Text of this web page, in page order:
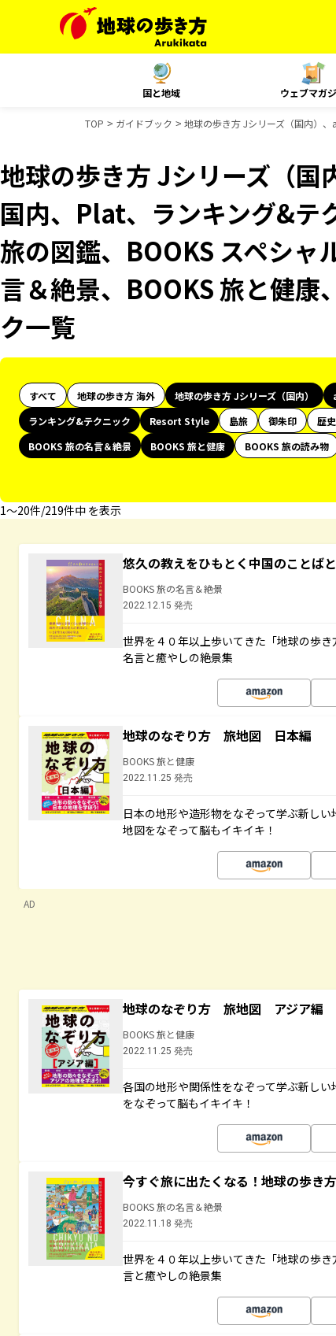
国と地域 ウェブマガ
TOP ガイドブック 地球の歩き方 Jシリーズ（国内）
地球の歩き方 Jシリーズ（
国内、Plat、ランキング&テ
旅の図鑑、BOOKS スペシャ
言＆絶景、BOOKS 旅と健
ク一覧
すべて 地球の歩き方 海外 地球の歩き方 Jシリーズ（国内）
ランキング&テクニック
Resort Style 島旅 御朱印 歴
BOOKS 旅の名言＆絶景
BOOKS 旅と健康 BOOKS 旅の読み物
1〜20件/219件中 を表示
悠久の教えをひもとく中国のことば
BOOKS 旅の名言＆絶景
2022.12.15 発売
世界を４０年以上歩いてきた「地球の歩
名言と癒やしの絶景集
地球のなぞり方 旅地図 日本編
BOOKS 旅と健康
2022.11.25 発売
日本の地形や造形物をなぞって学ぶ新し
地図をなぞって脳もイキイキ！
AD
地球のなぞり方 旅地図 アジア編
BOOKS 旅と健康
2022.11.25 発売
各国の地形や関係性をなぞって学ぶ新し
をなぞって脳もイキイキ！
今すぐ旅に出たくなる！地球の歩き
BOOKS 旅の名言＆絶景
2022.11.18 発売
世界を４０年以上歩いてきた「地球の歩
言と癒やしの絶景集